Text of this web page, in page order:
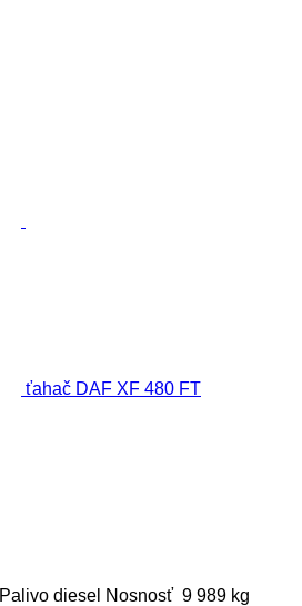
ťahač DAF XF 480 FT
Palivo diesel Nosnosť 9 989 kg